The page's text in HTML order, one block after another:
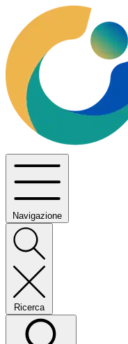
Navigazione
Ricerca